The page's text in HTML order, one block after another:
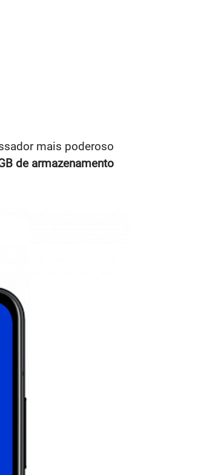
mais poderoso
de armazenamento